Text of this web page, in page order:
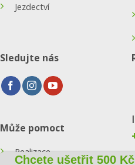
Jezdectví
Sledujte nás
Může pomoct
Realizace
Chcete ušetřit 500